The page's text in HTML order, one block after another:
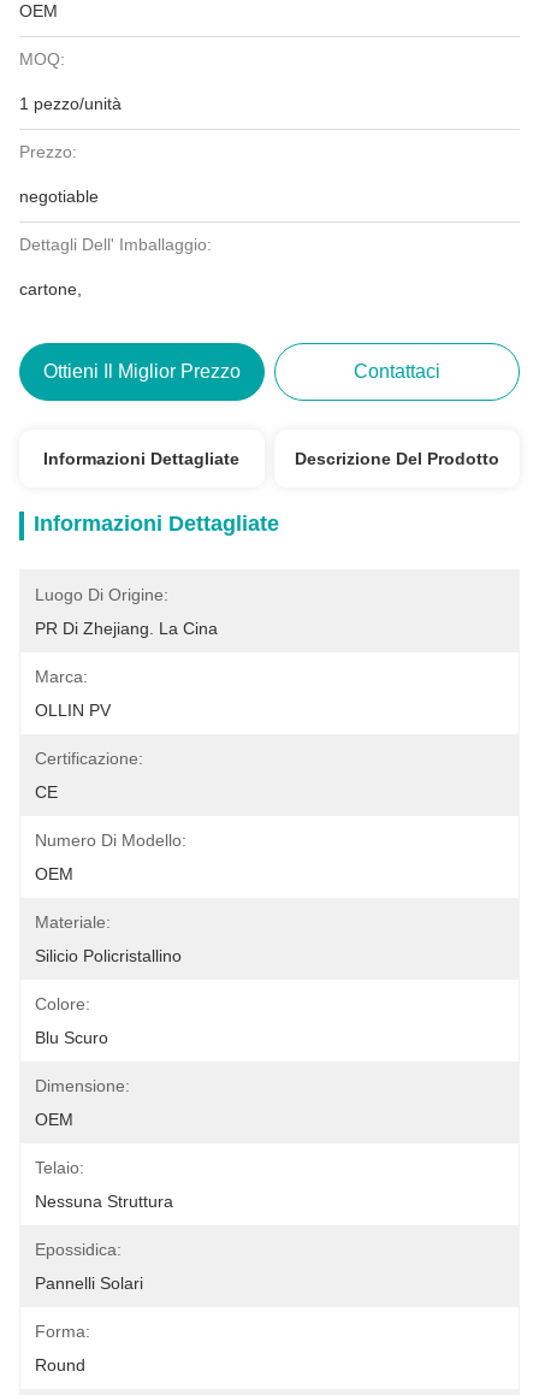
OEM
MOQ:
1 pezzo/unità
Prezzo:
negotiable
Dettagli Dell' Imballaggio:
cartone,
Ottieni Il Miglior Prezzo Contattaci
Informazioni Dettagliate Descrizione Del Prodotto
Informazioni Dettagliate
Luogo Di Origine:
PR Di Zhejiang. La Cina
Marca:
OLLIN PV
Certificazione:
CE
Numero Di Modello:
OEM
Materiale:
Silicio Policristallino
Colore:
Blu Scuro
Dimensione:
OEM
Telaio:
Nessuna Struttura
Epossidica:
Pannelli Solari
Forma:
Round